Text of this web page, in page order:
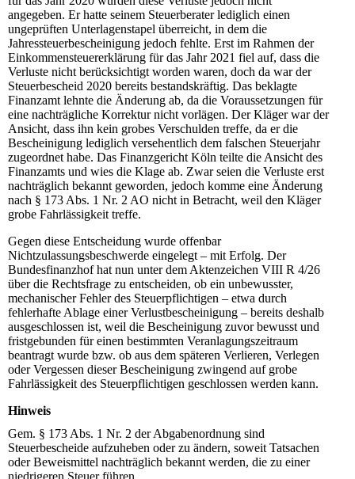
angegeben. Er hatte seinem Steuerberater lediglich einen
ungeprüften Unterlagenstapel überreicht, in dem die
Jahressteuerbescheinigung jedoch fehlte. Erst im Rahmen der
Einkommensteuererklärung für das Jahr 2021 fiel auf, dass die
Verluste nicht berücksichtigt worden waren, doch da war der
Steuerbescheid 2020 bereits bestandskräftig. Das beklagte
Finanzamt lehnte die Änderung ab, da die Voraussetzungen für
eine nachträgliche Korrektur nicht vorlägen. Der Kläger war der
Ansicht, dass ihn kein grobes Verschulden treffe, da er die
Bescheinigung lediglich versehentlich dem falschen Steuerjahr
zugeordnet habe. Das Finanzgericht Köln teilte die Ansicht des
Finanzamts und wies die Klage ab. Zwar seien die Verluste erst
nachträglich bekannt geworden, jedoch komme eine Änderung
nach § 173 Abs. 1 Nr. 2 AO nicht in Betracht, weil den Kläger
grobe Fahrlässigkeit treffe.
Gegen diese Entscheidung wurde offenbar
Nichtzulassungsbeschwerde eingelegt – mit Erfolg. Der
Bundesfinanzhof hat nun unter dem Aktenzeichen VIII R 4/26
über die Rechtsfrage zu entscheiden, ob ein unbewusster,
mechanischer Fehler des Steuerpflichtigen – etwa durch
fehlerhafte Ablage einer Verlustbescheinigung – bereits deshalb
ausgeschlossen ist, weil die Bescheinigung zuvor bewusst und
fristgebunden für einen bestimmten Veranlagungszeitraum
beantragt wurde bzw. ob aus dem späteren Verlieren, Verlegen
oder Vergessen dieser Bescheinigung zwingend auf grobe
Fahrlässigkeit des Steuerpflichtigen geschlossen werden kann.
Hinweis
Gem. § 173 Abs. 1 Nr. 2 der Abgabenordnung sind
Steuerbescheide aufzuheben oder zu ändern, soweit Tatsachen
oder Beweismittel nachträglich bekannt werden, die zu einer
niedrigeren Steuer führen.